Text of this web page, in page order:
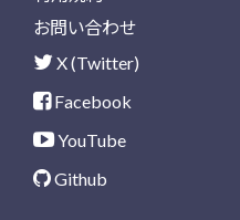
お問い合わせ
X (Twitter)
Facebook
YouTube
Github